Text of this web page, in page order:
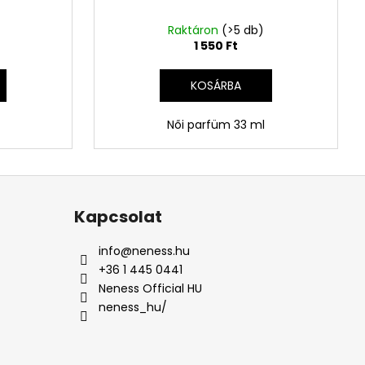
Raktáron (>5 db)
1 550 Ft
KOSÁRBA
Női parfüm 33 ml
Kapcsolat
info@neness.hu
+36 1 445 0441
Neness Official HU
neness_hu/